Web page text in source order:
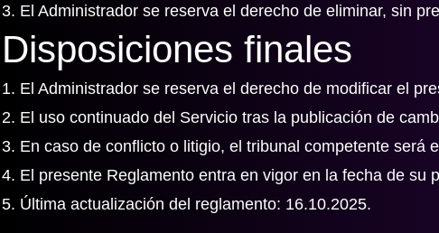
3. El Administrador se reserva el derecho de eliminar, sin
Disposiciones finales
1. El Administrador se reserva el derecho de modificar el
2. El uso continuado del Servicio tras la publicación de
3. En caso de conflicto o litigio, el tribunal competente será
4. El presente Reglamento entra en vigor en la fecha de su
5. Última actualización del reglamento: 16.10.2025.